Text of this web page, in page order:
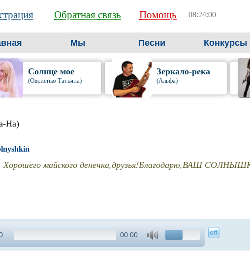
Обратная связь Помощь 08:24:00
Мы Песни Конкурсы
Солнце мое
(Овсиенко Татьяна)
Зеркало-река
(Альфа)
На)
Хорошего майского денечка,друзья!Благодарю,ВАШ
00:00